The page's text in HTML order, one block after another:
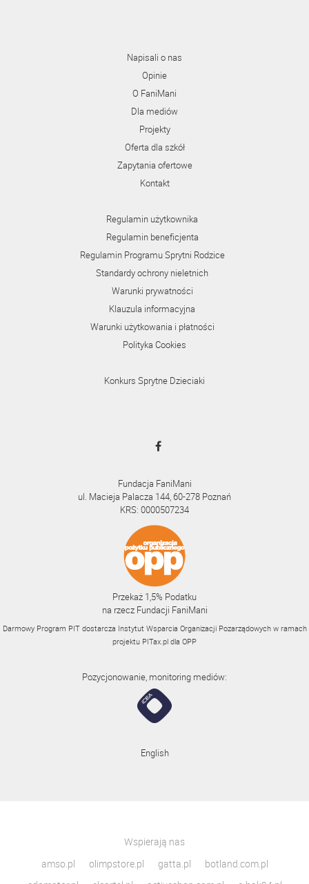
Napisali o nas
Opinie
O FaniMani
Dla mediów
Projekty
Oferta dla szkół
Zapytania ofertowe
Kontakt
Regulamin użytkownika
Regulamin beneficjenta
Regulamin Programu Sprytni Rodzice
Standardy ochrony nieletnich
Warunki prywatności
Klauzula informacyjna
Warunki użytkowania i płatności
Polityka Cookies
Konkurs Sprytne Dzieciaki
Fundacja FaniMani
ul. Macieja Palacza 144, 60-278 Poznań
KRS: 0000507234
Przekaż 1,5% Podatku
na rzecz Fundacji FaniMani
Darmowy Program PIT dostarcza Instytut Wsparcia Organizacji Pozarządowych w ramach
projektu PITax.pl dla OPP
Pozycjonowanie, monitoring mediów:
English
Wspierają nas
amso.pl
olimpstore.pl gatta.pl
botland.com.pl